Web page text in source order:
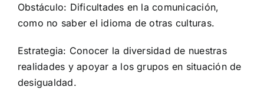
Obstáculo: Dificultades en la comunicación,
como no saber el idioma de otras culturas.
Estrategia: Conocer la diversidad de nuestras
realidades y apoyar a los grupos en situación de
desigualdad.